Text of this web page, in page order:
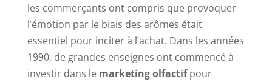
les commerçants ont compris que provoquer
l’émotion par le biais des arômes était
essentiel pour inciter à l’achat. Dans les années
1990, de grandes enseignes ont commencé à
investir dans le marketing olfactifpour